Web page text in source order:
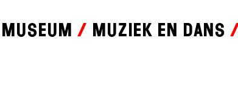
Museum Muziek en dans